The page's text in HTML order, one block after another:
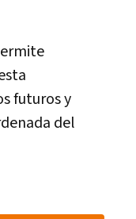
futuros y
del